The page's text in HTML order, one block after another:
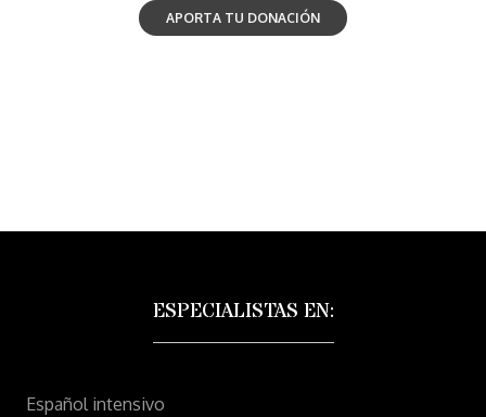
ESPECIALISTAS EN:
Español intensivo